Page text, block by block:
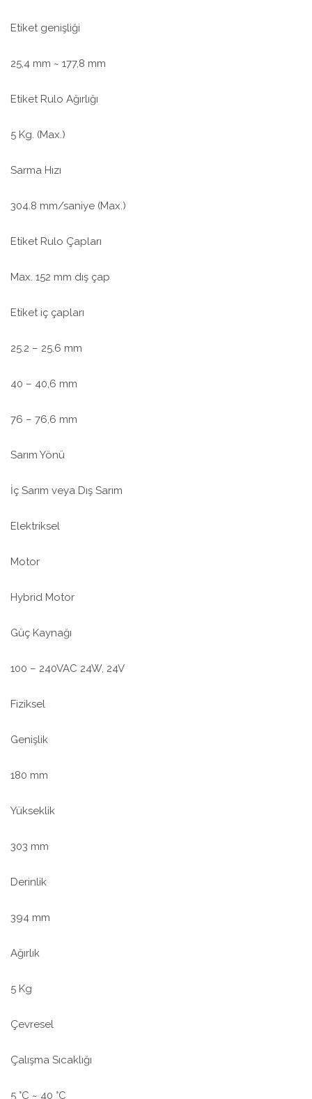
Etiket genişliği
25,4 mm ~ 177,8 mm
Etiket Rulo Ağırlığı
5 Kg. (Max.)
Sarma Hızı
304.8 mm/saniye (Max.)
Etiket Rulo Çapları
Max. 152 mm dış çap
Etiket iç çapları
25.2 – 25.6 mm
40 – 40,6 mm
76 – 76,6 mm
Sarım Yönü
İç Sarım veya Dış Sarım
Elektriksel
Motor
Hybrid Motor
Güç Kaynağı
100 – 240VAC 24W, 24V
Fiziksel
Genişlik
180 mm
Yükseklik
303 mm
Derinlik
394 mm
Ağırlık
5 Kg
Çevresel
Çalışma Sıcaklığı
5 °C ~ 40 °C